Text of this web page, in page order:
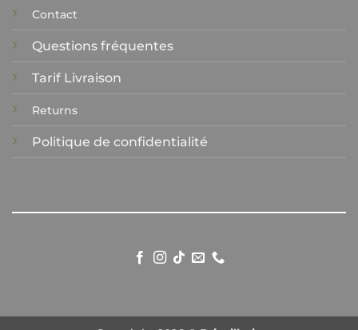
Contact
Questions fréquentes
Tarif Livraison
Returns
Politique de confidentialité